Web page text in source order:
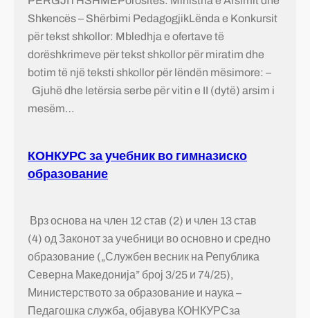
Shkencës – Shërbimi PedagogjikLënda e Konkursit
për tekst shkollor: Mbledhja e ofertave të
dorëshkrimeve për tekst shkollor për miratim dhe
botim të një teksti shkollor për lëndën mësimore: –
Gjuhë dhe letërsia serbe për vitin e II (dytë) arsim i
mesëm…
КОНКУРС за учебник во гимназиско
образование
Врз основа на член 12 став (2) и член 13 став
(4) од Законот за учебници во основно и средно
образование („Службен весник на Република
Северна Македонија” број 3/25 и 74/25),
Министерството за образование и наука –
Педагошка служба, објавува КОНКУРСза